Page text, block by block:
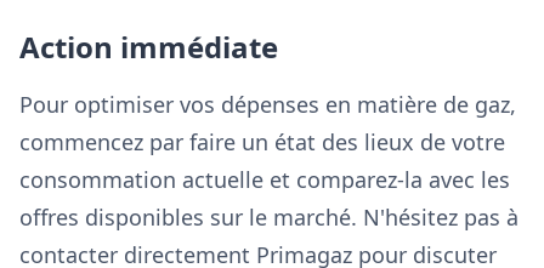
Action immédiate
Pour optimiser vos dépenses en matière de gaz,
commencez par faire un état des lieux de votre
consommation actuelle et comparez-la avec les
offres disponibles sur le marché. N'hésitez pas à
contacter directement Primagaz pour discuter